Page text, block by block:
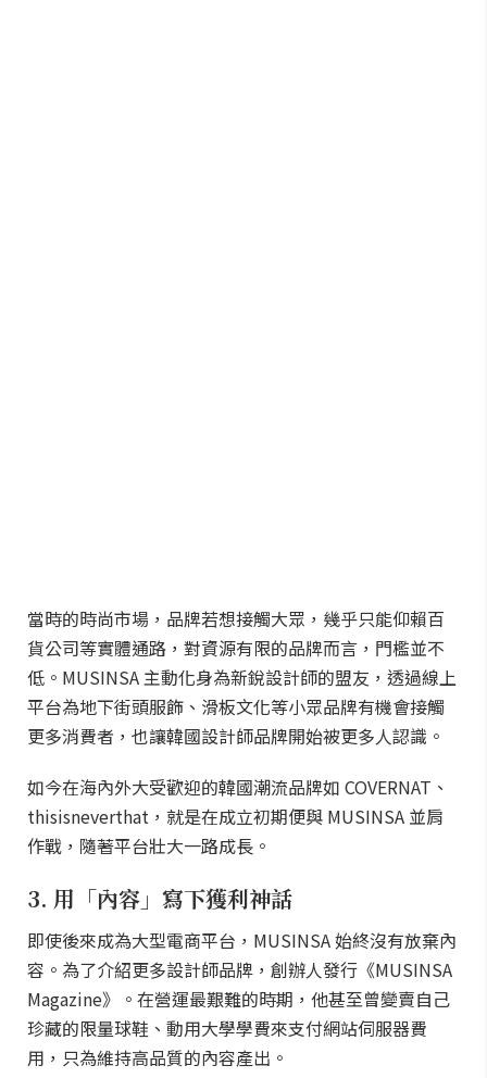
當時的時尚市場，品牌若想接觸大眾，幾乎只能仰賴百
貨公司等實體通路，對資源有限的品牌而言，門檻並不
低。MUSINSA 主動化身為新銳設計師的盟友，透過線上
平台為地下街頭服飾、滑板文化等小眾品牌有機會接觸
更多消費者，也讓韓國設計師品牌開始被更多人認識。
如今在海內外大受歡迎的韓國潮流品牌如 COVERNAT、
thisisneverthat，就是在成立初期便與 MUSINSA 並肩
作戰，隨著平台壯大一路成長。
3. 用「內容」寫下獲利神話
即使後來成為大型電商平台，MUSINSA 始終沒有放棄內
容。為了介紹更多設計師品牌，創辦人發行《MUSINSA
Magazine》。在營運最艱難的時期，他甚至曾變賣自己
珍藏的限量球鞋、動用大學學費來支付網站伺服器費
用，只為維持高品質的內容產出。